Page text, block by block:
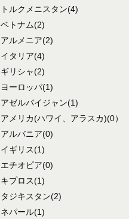
トルクメニスタン(4)
ベトナム(2)
アルメニア(2)
イタリア(4)
ギリシャ(2)
ヨーロッパ(1)
アゼルバイジャン(1)
アメリカ(ハワイ、アラスカ)(0）
アルバニア(0)
イギリス(1)
エチオピア(0)
キプロス(1)
タジキスタン(2)
ネパール(1)